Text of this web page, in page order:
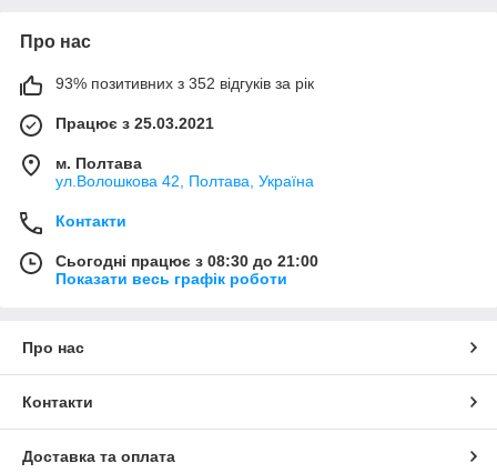
Про нас
93% позитивних з 352 відгуків за рік
Працює з 25.03.2021
м. Полтава
ул.Волошкова 42, Полтава, Україна
Контакти
Сьогодні працює з 08:30 до 21:00
Показати весь графік роботи
Про нас
Контакти
Доставка та оплата